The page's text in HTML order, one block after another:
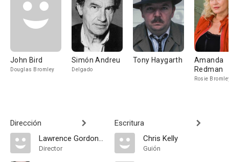
John Bird
Douglas Bromley
Simón Andreu
Delgado
Tony Haygarth
Amanda
Redman
Rosie
Dirección
Lawrence Gordon Clark
Director
Escritura
Chris Kelly
Guión